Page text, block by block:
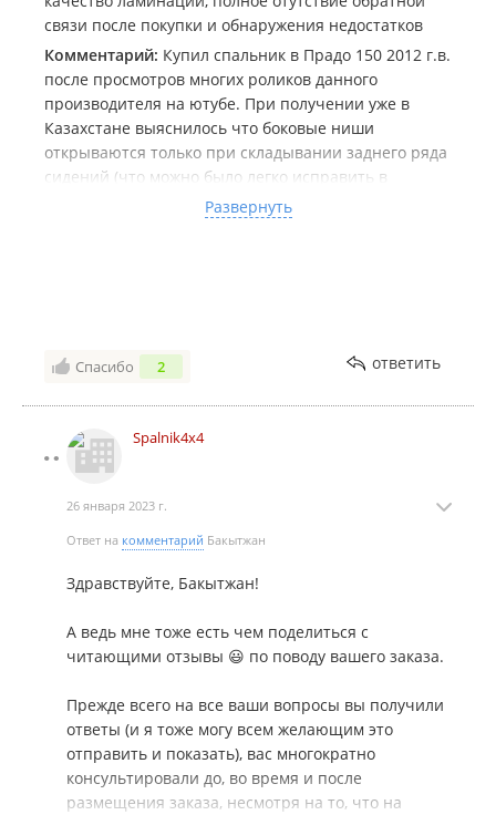
связи после покупки и обнаружения недостатков
Комментарий: Купил спальник в Прадо 150 2012 г.в.
после просмотров многих роликов данного
производителя на ютубе. При получении уже в
Казахстане выяснилось что боковые ниши
открываются только при складывании заднего ряда
сидений (что можно было легко исправить в
конструкции, и о чем Евгений умолчал при
продаже), щели в боковых заглушках по 2-3 см (о
отвечать в ватсапе. Также при использовании как
неудобным. Поскольку вылазить через передний
ряд сидений это конкретный гемор. Кому нужно
Развернуть
Спасибо 2 ответить
Spalnik4x4
26 января 2023 г.
Ответ на комментарий Бакытжан
Здравствуйте, Бакытжан!
А ведь мне тоже есть чем поделиться с
читающими отзывы 😃 по поводу вашего заказа.
Прежде всего на все ваши вопросы вы получили
ответы (и я тоже могу всем желающим это
отправить и показать), вас многократно
консультировали до, во время и после
размещения заказа, несмотря на то, что на